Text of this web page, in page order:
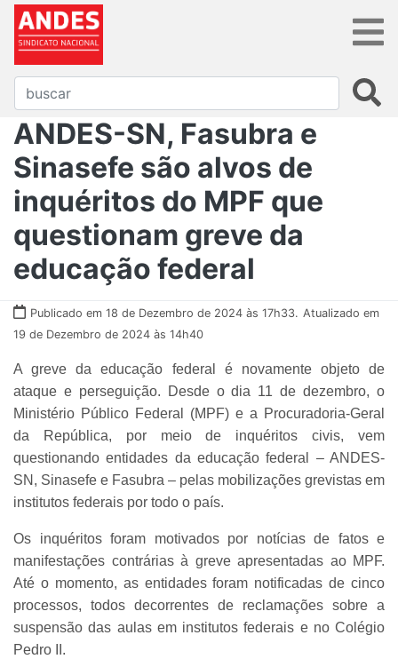
ANDES-SN, Fasubra e
Sinasefe são alvos de
inquéritos do MPF que
questionam greve da
educação federal
Publicado em 18 de Dezembro de 2024 às 17h33. Atualizado em
19 de Dezembro de 2024 às 14h40
A greve da educação federal é novamente objeto de
ataque e perseguição. Desde o dia 11 de dezembro, o
Ministério Público Federal (MPF) e a Procuradoria-Geral
da República, por meio de inquéritos civis, vem
questionando entidades da educação federal – ANDES-
SN, Sinasefe e Fasubra – pelas mobilizações grevistas em
institutos federais por todo o país.
Os inquéritos foram motivados por notícias de fatos e
manifestações contrárias à greve apresentadas ao MPF.
Até o momento, as entidades foram notificadas de cinco
processos, todos decorrentes de reclamações sobre a
suspensão das aulas em institutos federais e no Colégio
Pedro II.